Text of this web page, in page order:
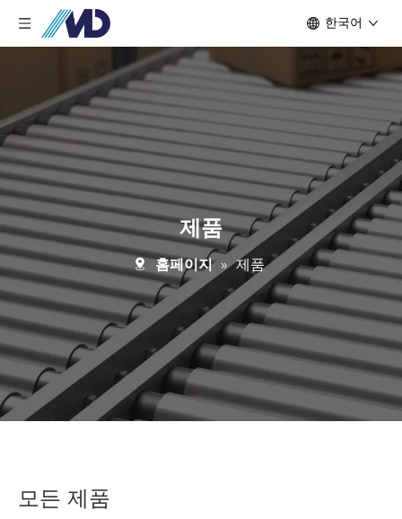
한국어
제품
홈페이지 » 제품
모든 제품